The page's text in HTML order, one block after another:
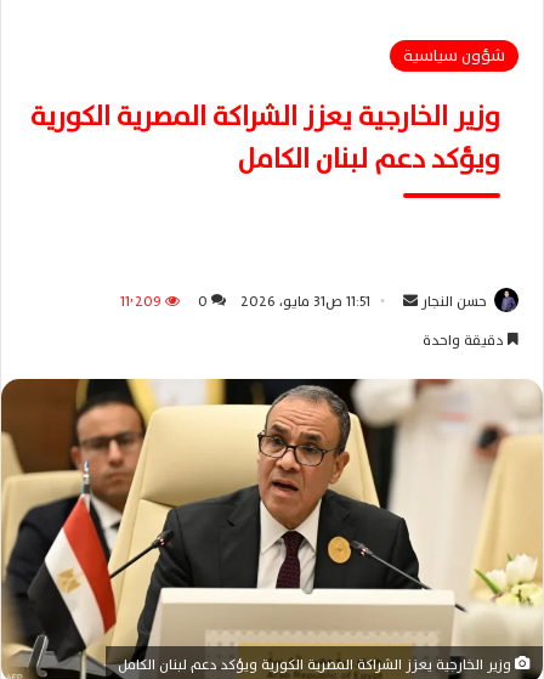
شؤون سياسية
وزير الخارجية يعزز الشراكة المصرية الكورية
ويؤكد دعم لبنان الكامل
حسن النجار
ل
ب
ر
إ
ل
ت
11:51 ص31 مايو، 2026 0
11٬209
دقيقة واحدة
وزير الخارجية يعزز الشراكة المصرية الكورية ويؤكد دعم لبنان الكامل